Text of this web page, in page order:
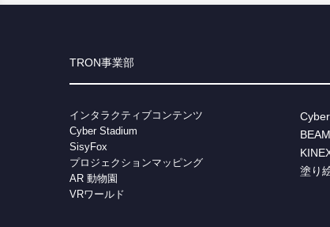
TRON事業部
インタラクティブコンテンツ
Cyber Stadium
SisyFox
プロジェクションマッピング
AR 動物園
VRワールド
BEAM
塗り